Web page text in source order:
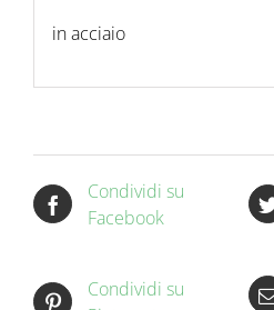
in acciaio
Condividi su
Facebook
Condividi su